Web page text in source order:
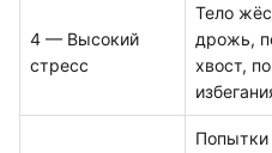
4 — Высокий
стресс
Тело
дрожь,
хвост,
Попытки